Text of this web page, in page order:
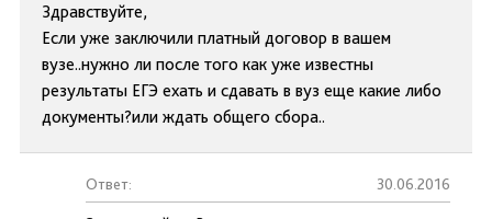
Здравствуйте,
Если уже заключили платный договор в вашем
вузе..нужно ли после того как уже известны
результаты ЕГЭ ехать и сдавать в вуз еще какие либо
документы?или ждать общего сбора..
Ответ: 30.06.2016